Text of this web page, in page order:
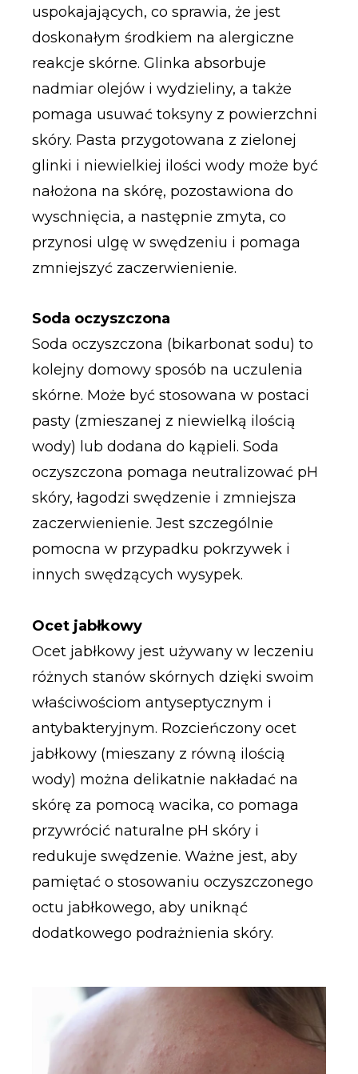
uspokajających, co sprawia, że jest
doskonałym środkiem na alergiczne
reakcje skórne. Glinka absorbuje
nadmiar olejów i wydzieliny, a także
pomaga usuwać toksyny z powierzchni
skóry. Pasta przygotowana z zielonej
glinki i niewielkiej ilości wody może być
nałożona na skórę, pozostawiona do
wyschnięcia, a następnie zmyta, co
przynosi ulgę w swędzeniu i pomaga
zmniejszyć zaczerwienienie.
Soda oczyszczona
Soda oczyszczona (bikarbonat sodu) to
kolejny domowy sposób na uczulenia
skórne. Może być stosowana w postaci
pasty (zmieszanej z niewielką ilością
wody) lub dodana do kąpieli. Soda
oczyszczona pomaga neutralizować pH
skóry, łagodzi swędzenie i zmniejsza
zaczerwienienie. Jest szczególnie
pomocna w przypadku pokrzywek i
innych swędzących wysypek.
Ocet jabłkowy
Ocet jabłkowy jest używany w leczeniu
różnych stanów skórnych dzięki swoim
właściwościom antyseptycznym i
antybakteryjnym. Rozcieńczony ocet
jabłkowy (mieszany z równą ilością
wody) można delikatnie nakładać na
skórę za pomocą wacika, co pomaga
przywrócić naturalne pH skóry i
redukuje swędzenie. Ważne jest, aby
pamiętać o stosowaniu oczyszczonego
octu jabłkowego, aby uniknąć
dodatkowego podrażnienia skóry.